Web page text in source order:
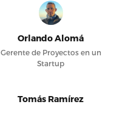
Orlando Alomá
Gerente de Proyectos en un
Startup
Tomás Ramírez